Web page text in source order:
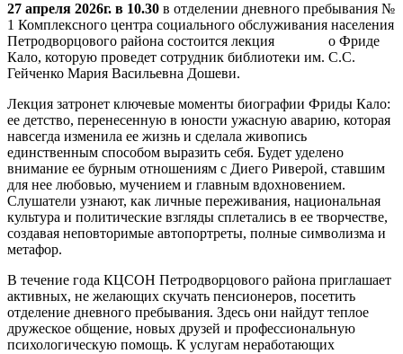
27 апреля 2026г. в 10.30 в отделении дневного пребывания №
1 Комплексного центра социального обслуживания населения
Петродворцового района состоится лекция о Фриде
Кало, которую проведет сотрудник библиотеки им. С.С.
Гейченко Мария Васильевна Дошеви.
Лекция затронет ключевые моменты биографии Фриды Кало:
ее детство, перенесенную в юности ужасную аварию, которая
навсегда изменила ее жизнь и сделала живопись
единственным способом выразить себя. Будет уделено
внимание ее бурным отношениям с Диего Риверой, ставшим
для нее любовью, мучением и главным вдохновением.
Слушатели узнают, как личные переживания, национальная
культура и политические взгляды сплетались в ее творчестве,
создавая неповторимые автопортреты, полные символизма и
метафор.
В течение года КЦСОН Петродворцового района приглашает
активных, не желающих скучать пенсионеров, посетить
отделение дневного пребывания. Здесь они найдут теплое
дружеское общение, новых друзей и профессиональную
психологическую помощь. К услугам неработающих